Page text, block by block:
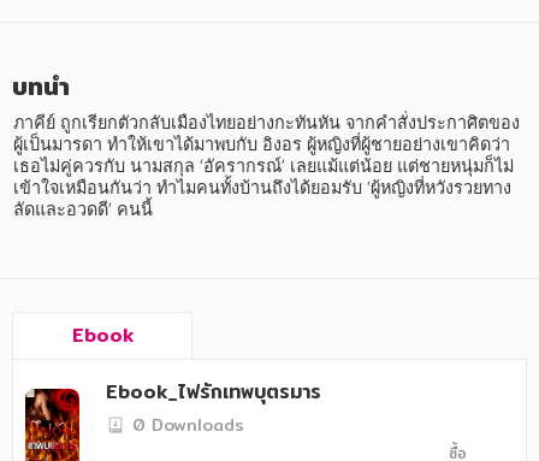
หมวดหมู่หนังสือ
อาหาร สุขภาพ การแพทย์
ศิลปะ บันเทิง กีฬา ท่องเที่ยว
การเงิน การลงทุน บริหาร
บทนำ
ภาคีย์ ถูกเรียกตัวกลับเมืองไทยอย่างกะทันหัน จากคำสั่งประกาศิตของ
ผู้เป็นมารดา ทำให้เขาได้มาพบกับ อิงอร ผู้หญิงที่ผู้ชายอย่างเขาคิดว่า
เธอไม่คู่ควรกับ นามสกุล ‘อัครากรณ์’ เลยแม้แต่น้อย แต่ชายหนุ่มก็ไม่
เข้าใจเหมือนกันว่า ทำไมคนทั้งบ้านถึงได้ยอมรับ ‘ผู้หญิงที่หวังรวยทาง
ลัดและอวดดี’ คนนี้
Ebook
Ebook_ไฟรักเทพบุตรมาร
0 Downloads
ซื้อ